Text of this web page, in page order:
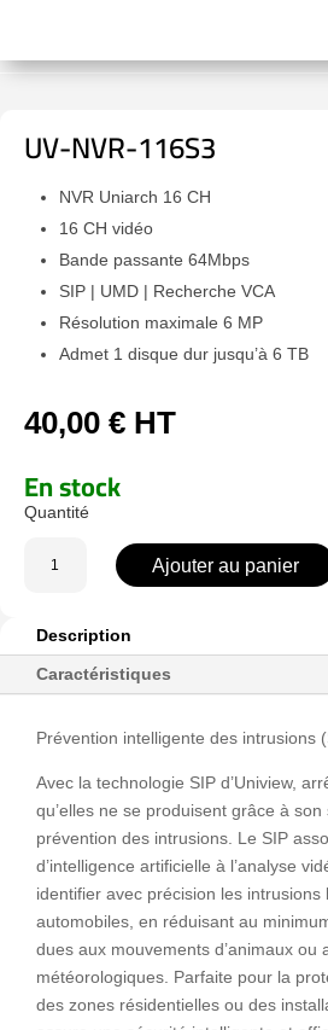
UV-NVR-116S3
NVR Uniarch 16 CH
16 CH vidéo
Bande passante 64Mbps
SIP | UMD | Recherche VCA
Résolution maximale 6 MP
Admet 1 disque dur jusqu’à 6 TB
40,00 € HT
En stock
NVR-
116S3
Ajouter au panier
Description
Caractéristiques
Prévention intelligente des intrusions
Avec la technologie SIP d’Uniview,
qu’elles ne se produisent grâce à
prévention des intrusions. Le SIP
d’intelligence artificielle à l’analyse
identifier avec précision les intrusions
automobiles, en réduisant au
dues aux mouvements d’animaux ou
météorologiques. Parfaite pour la
des zones résidentielles ou des